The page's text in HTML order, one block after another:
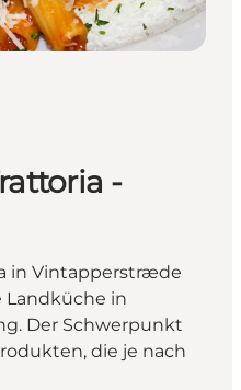
-
in Vintapperstræde
Landküche in
Der Schwerpunkt
die je nach